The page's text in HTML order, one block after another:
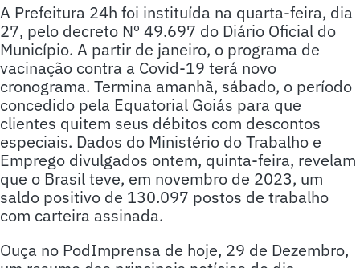
A Prefeitura 24h foi instituída na quarta-feira, dia
27, pelo decreto Nº 49.697 do Diário Oficial do
Município. A partir de janeiro, o programa de
vacinação contra a Covid-19 terá novo
cronograma. Termina amanhã, sábado, o período
concedido pela Equatorial Goiás para que
clientes quitem seus débitos com descontos
especiais. Dados do Ministério do Trabalho e
Emprego divulgados ontem, quinta-feira, revelam
que o Brasil teve, em novembro de 2023, um
saldo positivo de 130.097 postos de trabalho
com carteira assinada.
Ouça no PodImprensa de hoje, 29 de Dezembro,